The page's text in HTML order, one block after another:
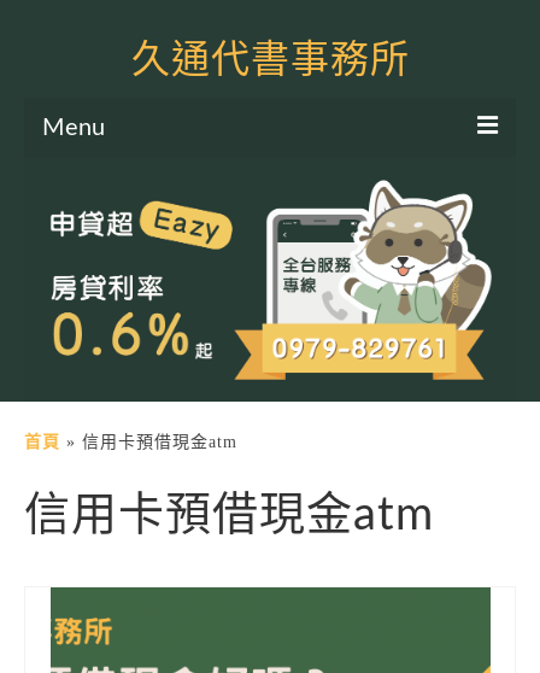
久通代書事務所
Menu
土地二胎申貸
房屋二胎申貸
軍公教貸款
土地貸款
房屋貸款
信用貸款
代書貸款
精選知識
首頁 » 信用卡預借現金atm
信用卡預借現金atm